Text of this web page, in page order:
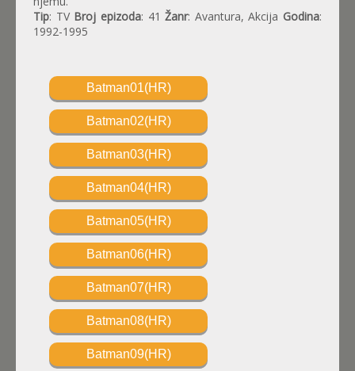
Tip: TV Broj epizoda: 41Žanr: Avantura, Akcija Godina:
1992-1995
Batman01(HR)
Batman02(HR)
Batman03(HR)
Batman04(HR)
Batman05(HR)
Batman06(HR)
Batman07(HR)
Batman08(HR)
Batman09(HR)